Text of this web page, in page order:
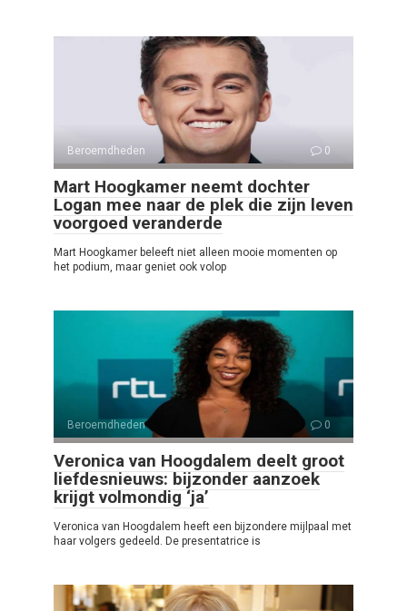
Beroemdheden 0
Mart Hoogkamer neemt dochter
Logan mee naar de plek die zijn leven
voorgoed veranderde
Mart Hoogkamer beleeft niet alleen mooie momenten op
het podium, maar geniet ook volop
Beroemdheden 0
Veronica van Hoogdalem deelt groot
liefdesnieuws: bijzonder aanzoek
krijgt volmondig ‘ja’
Veronica van Hoogdalem heeft een bijzondere mijlpaal met
haar volgers gedeeld. De presentatrice is